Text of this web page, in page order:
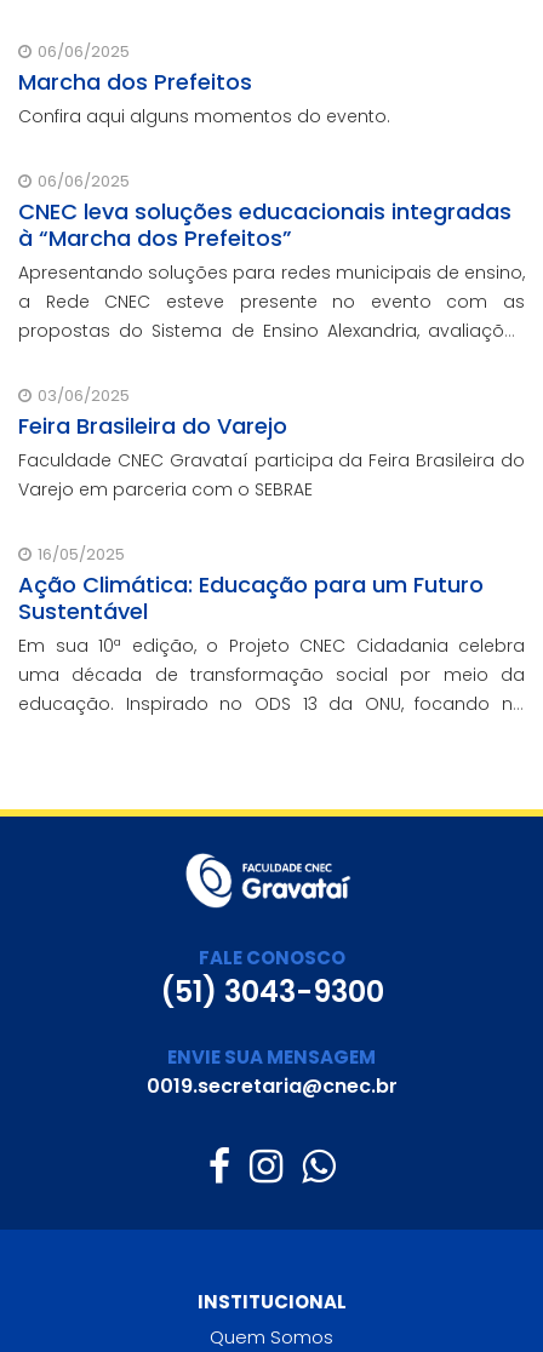
que não participaram da Marcha dos Prefeitos
06/06/2025
Marcha dos Prefeitos
Confira aqui alguns momentos do evento.
06/06/2025
CNEC leva soluções educacionais integradas
à “Marcha dos Prefeitos”
Apresentando soluções para redes municipais de ensino,
a Rede CNEC esteve presente no evento com as
propostas do Sistema de Ensino Alexandria, avaliações
escolar e parcerias com prefeituras durante e
03/06/2025
Feira Brasileira do Varejo
Faculdade CNEC Gravataí participa da Feira Brasileira do
Varejo em parceria com o SEBRAE
16/05/2025
Ação Climática: Educação para um Futuro
Sustentável
Em sua 10ª edição, o Projeto CNEC Cidadania celebra
uma década de transformação social por meio da
educação. Inspirado no ODS 13 da ONU, focando no
FALE CONOSCO
(51) 3043-9300
ENVIE SUA MENSAGEM
0019.secretaria@cnec.br
INSTITUCIONAL
Quem Somos